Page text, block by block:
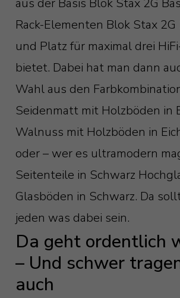
aus der Basis Blok Stax 2G
Rack-Elementen Blok Stax
und Platz für maximal drei
bietet. Dabei hat man dann
Wahl aus den
Seidenmatt mit Holzböden in
Walnuss mit Holzböden in
oder – wer es ultramodern
Seitenteile in Schwarz
Glasböden in Schwarz. Da
jeden was dabei sein.
Da geht ordentlich
– Und schwer
auch